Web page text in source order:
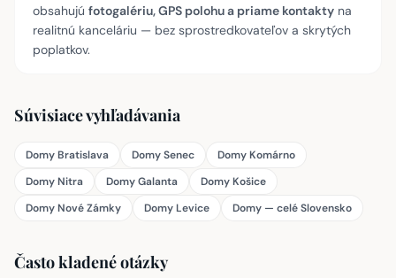
obsahujú fotogalériu, GPS polohu a priame kontakty na
realitnú kanceláriu — bez sprostredkovateľov a skrytých
poplatkov.
Súvisiace vyhľadávania
Domy Bratislava Domy Senec
Domy Komárno
Domy Nitra
Domy Galanta
Domy Košice
Domy Nové Zámky
Domy Levice Domy — celé Slovensko
Často kladené otázky